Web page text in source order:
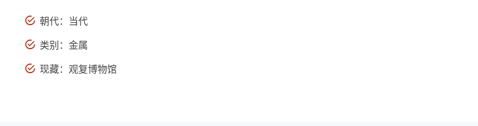
朝代：当代
类别：金属
现藏：观复博物馆